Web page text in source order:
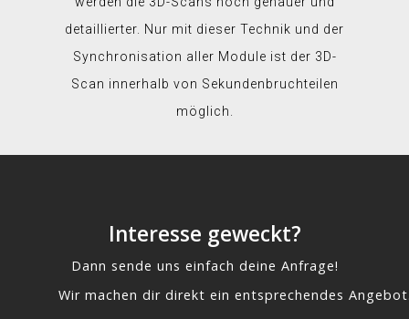
detaillierter. Nur mit dieser Technik und der
Synchronisation aller Module ist der 3D-
Scan innerhalb von Sekundenbruchteilen
möglich.
Interesse geweckt?
Dann sende uns einfach deine Anfrage!
Wir machen dir direkt ein entsprechendes